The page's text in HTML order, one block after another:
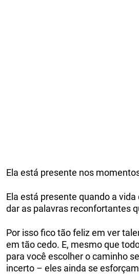
Ela está presente nos
Ela está presente quando a
dar as palavras reconfortantes
Por isso fico tão feliz em ver
em tão cedo. E, mesmo que
para você escolher o caminho
incerto – eles ainda se